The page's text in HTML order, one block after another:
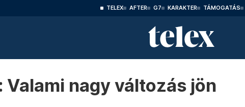
TELEX AFTER G7 KARAKTER TÁMOGATÁS
Valami nagy változás jön